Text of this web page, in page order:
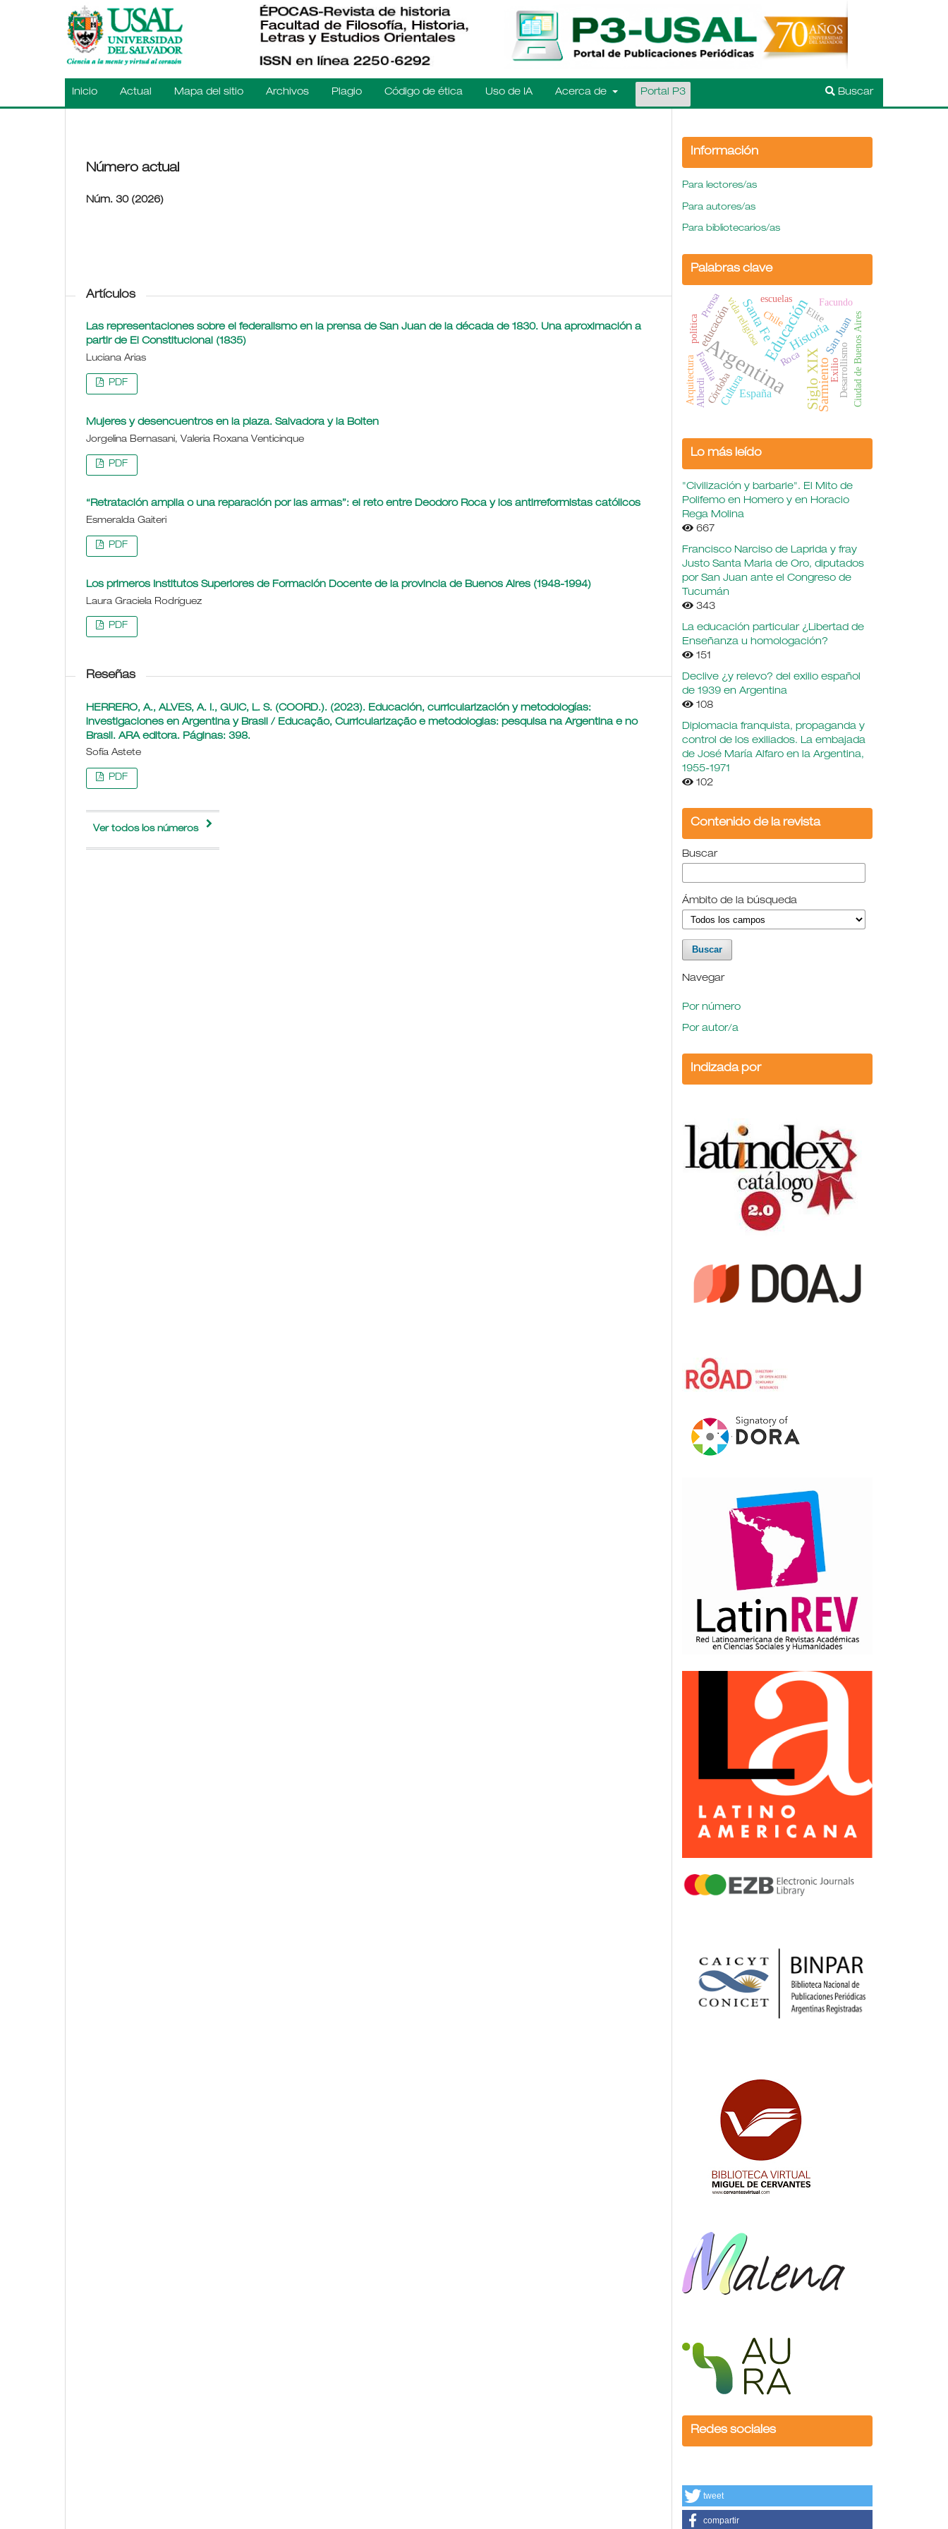
Inicio Actual Mapa del sitio Archivos Plagio Código de ética Uso de IA Acerca de Portal P3 Buscar
Número actual
Núm. 30 (2026)
Artículos
Las representaciones sobre el federalismo en la prensa de San Juan de la década de 1830. Una aproximación a
partir de El Constitucional (1835)
Luciana Arias
PDF
Mujeres y desencuentros en la plaza. Salvadora y la Bolten
Jorgelina Bernasani, Valeria Roxana Venticinque
PDF
“Retratación amplia o una reparación por las armas”: el reto entre Deodoro Roca y los antirreformistas católicos
Esmeralda Gaiteri
PDF
Los primeros Institutos Superiores de Formación Docente de la provincia de Buenos Aires (1948-1994)
Laura Graciela Rodríguez
PDF
Reseñas
HERRERO, A., ALVES, A. I., GUIC, L. S. (COORD.). (2023). Educación, curricularización y metodologías:
investigaciones en Argentina y Brasil / Educação, Curricularização e metodologias: pesquisa na Argentina e no
Brasil. ARA editora. Páginas: 398.
Sofía Astete
PDF
Ver todos los números
Información
Para lectores/as
Para autores/as
Para bibliotecarios/as
Palabras clave
Argentina
Educación
Siglo XIXSarmiento
Historia
Santa Fe
Cultura
educación
España
San Juan
Córdoba
vida religiosa
Familia
Elite Ciudad de Buenos Aires
Desarrollismo
Chile
Roca
Arquitectura
Facundo
escuelas
política
Alberdi
Exilio
Prensa
Lo más leído
"Civilización y barbarie". El Mito de
Polifemo en Homero y en Horacio
Rega Molina
667
Francisco Narciso de Laprida y fray
Justo Santa Maria de Oro, diputados
por San Juan ante el Congreso de
Tucumán
343
La educación particular ¿Libertad de
Enseñanza u homologación?
151
Declive ¿y relevo? del exilio español
de 1939 en Argentina
108
Diplomacia franquista, propaganda y
control de los exiliados. La embajada
de José María Alfaro en la Argentina,
1955-1971
102
Contenido de la revista
Buscar
Ámbito de la búsqueda
Navegar
Por número
Por autor/a
Indizada por
Redes sociales
tweet
compartir